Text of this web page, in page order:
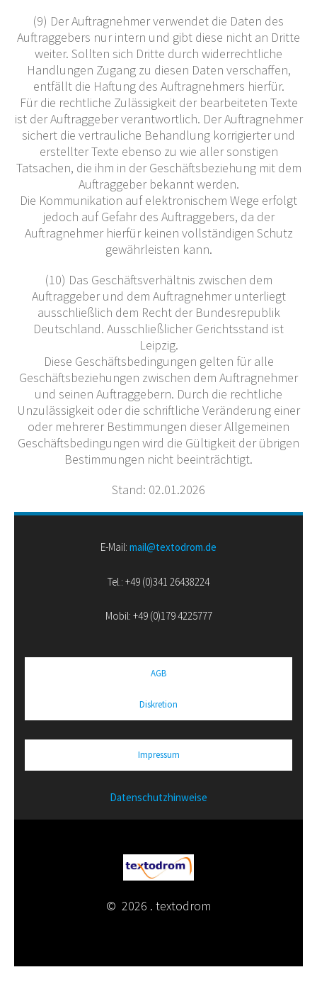
(9) Der Auftragnehmer verwendet die Daten des
Auftraggebers nur intern und gibt diese nicht an Dritte
weiter. Sollten sich Dritte durch widerrechtliche
Handlungen Zugang zu diesen Daten verschaffen,
entfällt die Haftung des Auftragnehmers hierfür.
Für die rechtliche Zulässigkeit der bearbeiteten Texte
ist der Auftraggeber verantwortlich. Der Auftragnehmer
sichert die vertrauliche Behandlung korrigierter und
erstellter Texte ebenso zu wie aller sonstigen
Tatsachen, die ihm in der Geschäftsbeziehung mit dem
Auftraggeber bekannt werden.
Die Kommunikation auf elektronischem Wege erfolgt
jedoch auf Gefahr des Auftraggebers, da der
Auftragnehmer hierfür keinen vollständigen Schutz
gewährleisten kann.
(10) Das Geschäftsverhältnis zwischen dem
Auftraggeber und dem Auftragnehmer unterliegt
ausschließlich dem Recht der Bundesrepublik
Deutschland. Ausschließlicher Gerichtsstand ist
Leipzig.
Diese Geschäftsbedingungen gelten für alle
Geschäftsbeziehungen zwischen dem Auftragnehmer
und seinen Auftraggebern. Durch die rechtliche
Unzulässigkeit oder die schriftliche Veränderung einer
oder mehrerer Bestimmungen dieser Allgemeinen
Geschäftsbedingungen wird die Gültigkeit der übrigen
Bestimmungen nicht beeinträchtigt.
Stand: 02.01.2026
E-Mail: mail@textodrom.de
Tel.: +49 (0)341 26438224
Mobil: +49 (0)179 4225777
AGB
Diskretion
Impressum
Datenschutzhinweise
© 2026 . textodrom